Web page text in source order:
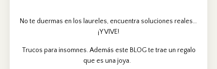
No te duermas en los laureles, encuentra soluciones reales…
¡Y VIVE!
Trucos para insomnes. Además este BLOG te trae un regalo
que es una joya.